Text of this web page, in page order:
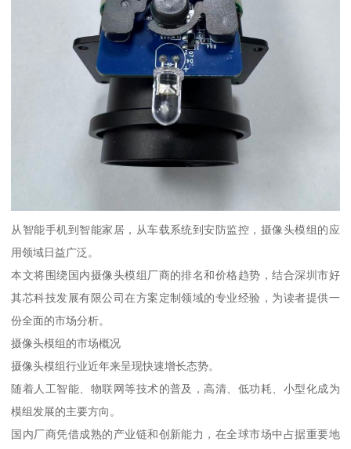
从智能手机到智能家居，从车载系统到安防监控，摄像头模组的应
用领域日益广泛。
本文将围绕国内摄像头模组厂商的排名和价格趋势，结合深圳市好
其芯科技发展有限公司在方案定制领域的专业经验，为读者提供一
份全面的市场分析。
摄像头模组的市场概况
摄像头模组行业近年来呈现快速增长态势。
随着人工智能、物联网等技术的普及，高清、低功耗、小型化成为
模组发展的主要方向。
国内厂商凭借成熟的产业链和创新能力，在全球市场中占据重要地